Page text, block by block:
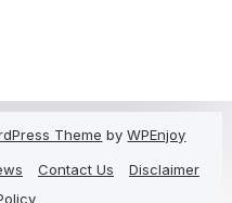
Theme byWPEnjoy
Contact Us
Disclaimer